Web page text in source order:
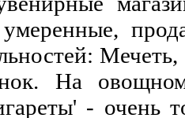
На
- очень